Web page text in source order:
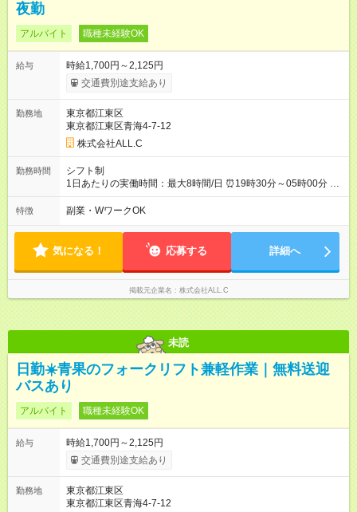
夜勤
アルバイト 職種未経験OK
給与
時給1,700円～2,125円
交通費別途支給あり
勤務地
東京都江東区
東京都江東区青海4-7-12
株式会社ALL.C
勤務時間
シフト制
1日あたりの実働時間：最大8時間/日 ⏰19時30分～05時00分 ⌛
年中無休の倉庫 ⌛週4日～OK ⌛休憩1時間30分
特徴 副業・WワークOK
気になる！ 応募する 詳細へ
掲載元企業名 株式会社ALL.C
未読
日勤☀️青果のフォークリフト兼軽作業｜無料送迎
バスあり
アルバイト 職種未経験OK
給与
時給1,700円～2,125円
交通費別途支給あり
勤務地
東京都江東区
東京都江東区青海4-7-12